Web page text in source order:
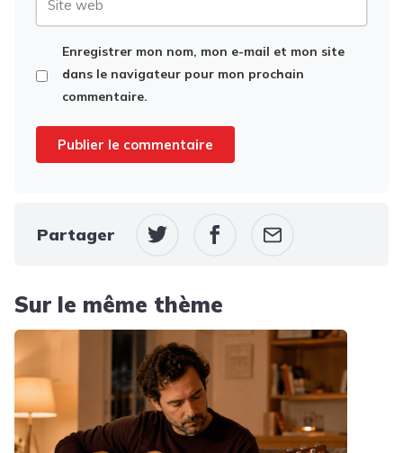
Enregistrer mon nom, mon e-mail et mon site
dans le navigateur pour mon prochain
commentaire.
Partager
Sur le même thème